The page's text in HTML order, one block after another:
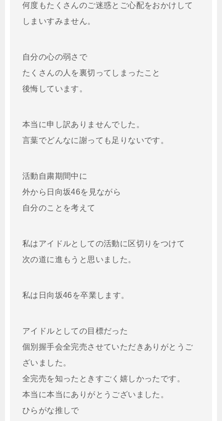
何度もたくさんのご迷惑とご心配をおかけして
しまいすみません。
自分の心の弱さで
たくさんの人を裏切ってしまったこと
後悔しています。
本当に申し訳ありませんでした。
言葉でどんなに謝っても足りないです。
活動自粛期間中に
外から日向坂46を見ながら
自分のことを考えて
私はアイドルとしての活動に区切りをつけて
次の道に進もうと思いました。
私は日向坂46を卒業します。
アイドルとしての目標だった
個別握手会全完売させていただきありがとうご
ざいました。
全完売を知ったときすごく嬉しかったです。
本当に本当にありがとうございました。
ひらがな推しで